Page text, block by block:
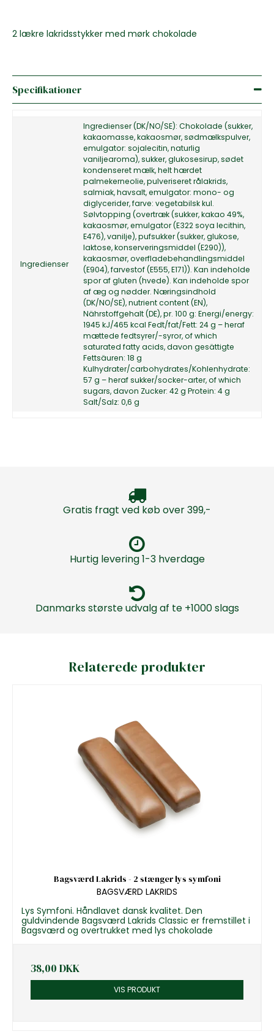
2 lækre lakridsstykker med mørk chokolade
Specifikationer
Ingredienser
Ingredienser (DK/NO/SE): Chokolade (sukker,
kakaomasse, kakaosmør, sødmælkspulver,
emulgator: sojalecitin, naturlig
vaniljearoma), sukker, glukosesirup, sødet
kondenseret mælk, helt hærdet
palmekerneolie, pulveriseret rålakrids,
salmiak, havsalt, emulgator: mono- og
diglycerider, farve: vegetabilsk kul.
Sølvtopping (overtræk (sukker, kakao 49%,
kakaosmør, emulgator (E322 soya lecithin,
E476), vanilje), pufsukker (sukker, glukose,
laktose, konserveringsmiddel (E290)),
kakaosmør, overfladebehandlingsmiddel
(E904), farvestof (E555, E171)). Kan indeholde
spor af gluten (hvede). Kan indeholde spor
af æg og nødder. Næringsindhold
(DK/NO/SE), nutrient content (EN),
Nährstoffgehalt (DE), pr. 100 g: Energi/energy:
1945 kJ/465 kcal Fedt/fat/Fett: 24 g – heraf
mættede fedtsyrer/-syror, of which
saturated fatty acids, davon gesättigte
Fettsäuren: 18 g
Kulhydrater/carbohydrates/Kohlenhydrate:
57 g – heraf sukker/socker-arter, of which
sugars, davon Zucker: 42 g Protein: 4 g
Salt/Salz: 0,6 g
Gratis fragt ved køb over 399,-
Hurtig levering 1-3 hverdage
Danmarks største udvalg af te +1000 slags
Relaterede produkter
Bagsværd Lakrids - 2 stænger lys symfoni
BAGSVÆRD LAKRIDS
Lys Symfoni. Håndlavet dansk kvalitet. Den
guldvindende Bagsværd Lakrids Classic er fremstillet i
Bagsværd og overtrukket med lys chokolade
38,00 DKK
VIS PRODUKT